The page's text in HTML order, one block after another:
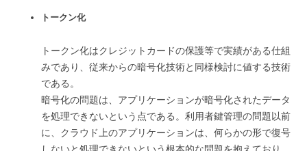
トークン化
トークン化はクレジットカードの保護等で実績がある仕組
みであり、従来からの暗号化技術と同様検討に値する技術
である。
暗号化の問題は、アプリケーションが暗号化されたデータ
を処理できないという点である。利用者鍵管理の問題以前
に、クラウド上のアプリケーションは、何らかの形で復号
しないと処理できないという根本的な問題を抱えており、